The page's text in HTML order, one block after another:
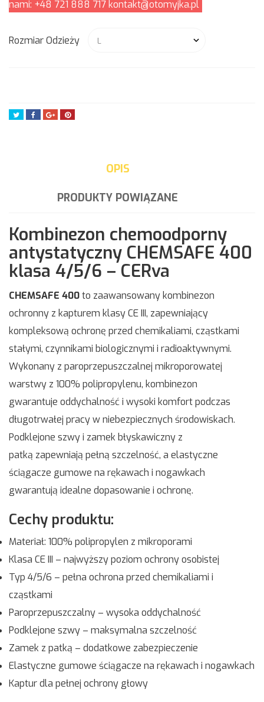
nami: +48 721 888 717 kontakt@otomyjka.pl
Rozmiar Odzieży
OPIS
PRODUKTY POWIĄZANE
Kombinezon chemoodporny
antystatyczny CHEMSAFE 400
klasa 4/5/6 – CERva
CHEMSAFE 400to zaawansowany kombinezon
ochronny z kapturem klasy CE III, zapewniający
kompleksową ochronę przed chemikaliami, cząstkami
stałymi, czynnikami biologicznymi i radioaktywnymi.
Wykonany z paroprzepuszczalnej mikroporowatej
warstwy z 100% polipropylenu, kombinezon
gwarantuje oddychalność i wysoki komfort podczas
długotrwałej pracy w niebezpiecznych środowiskach.
Podklejone szwy i zamek błyskawiczny z
patką zapewniają pełną szczelność, a elastyczne
ściągacze gumowe na rękawach i nogawkach
gwarantują idealne dopasowanie i ochronę.
Cechy produktu:
Materiał: 100% polipropylen z mikroporami
Klasa CE III – najwyższy poziom ochrony osobistej
Typ 4/5/6 – pełna ochrona przed chemikaliami i
cząstkami
Paroprzepuszczalny – wysoka oddychalność
Podklejone szwy – maksymalna szczelność
Zamek z patką – dodatkowe zabezpieczenie
Elastyczne gumowe ściągacze na rękawach i nogawkach
Kaptur dla pełnej ochrony głowy